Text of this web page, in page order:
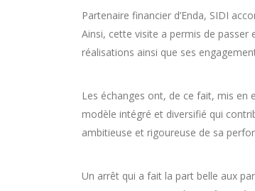
Partenaire financier d’Enda, SIDI
Ainsi, cette visite a permis de passer
réalisations ainsi que ses
Les échanges ont, de ce fait, mis en
modèle intégré et diversifié qui
ambitieuse et rigoureuse de sa
Un arrêt qui a fait la part belle aux